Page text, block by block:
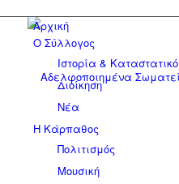
Αρχική
Ο Σύλλογος
Ιστορία & Καταστατικό
Διοίκηση
Νέα
Η Κάρπαθος
Πολιτισμός
Μουσική